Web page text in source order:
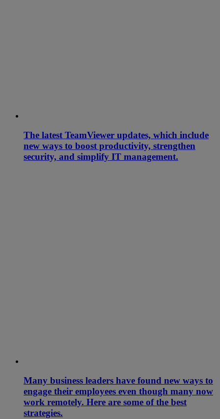
The latest TeamViewer updates, which include
new ways to boost productivity, strengthen
security, and simplify IT management.
Many business leaders have found new ways to
engage their employees even though many now
work remotely. Here are some of the best
strategies.